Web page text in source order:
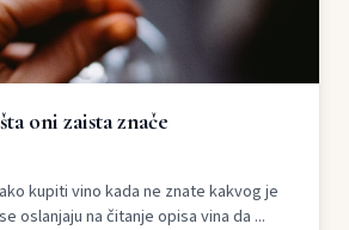
oni zaista znače
kupiti vino kada ne znate kakvog je
oslanjaju na čitanje opisa vina da ...